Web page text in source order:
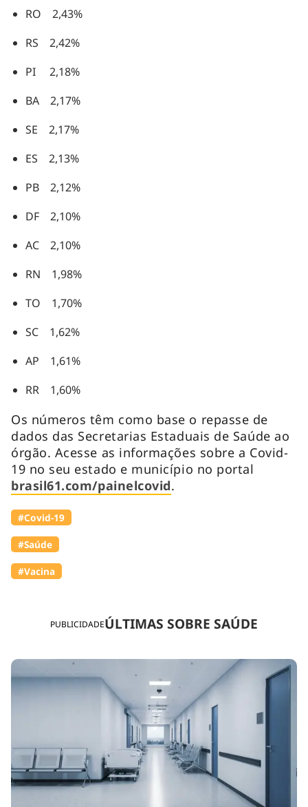
PUBLICIDADEÚLTIMAS SOBRE SAÚDE
RO 2,43%
RS 2,42%
PI 2,18%
BA 2,17%
SE 2,17%
ES 2,13%
PB 2,12%
DF 2,10%
AC 2,10%
RN 1,98%
TO 1,70%
SC 1,62%
AP 1,61%
RR 1,60%
Os números têm como base o repasse de
dados das Secretarias Estaduais de Saúde ao
órgão. Acesse as informações sobre a Covid-
19 no seu estado e município no portal
brasil61.com/painelcovid.
#Covid-19
#Saúde
#Vacina